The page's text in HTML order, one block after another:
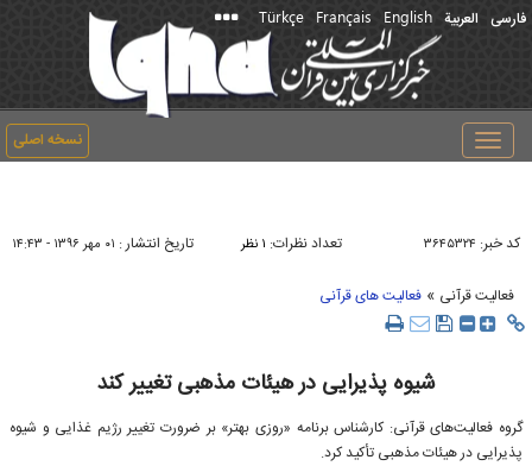
فارسی العربیة English
Français
Türkçe
نسخه اصلی
Toggle
navigation
کد خبر: ۳۶۴۵۳۲۴ تعداد نظرات: ۱ نظر تاریخ انتشار : ۰۱ مهر ۱۳۹۶ - ۱۴:۴۳
فعالیت قرآنی » فعالیت های قرآنی
شیوه پذیرایی در هیئات مذهبی تغییر کند
گروه فعالیت‌های قرآنی: کارشناس برنامه «روزی بهتر» بر ضرورت تغییر رژیم غذایی و شیوه
پذیرایی در هیئات مذهبی تأکید کرد.